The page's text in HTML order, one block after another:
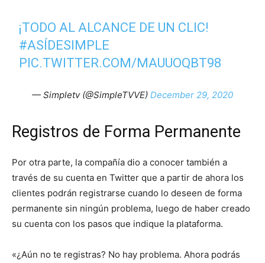
¡TODO AL ALCANCE DE UN CLIC!
#ASÍDESIMPLE
PIC.TWITTER.COM/MAUUOQBT98
— Simpletv (@SimpleTVVE) December 29, 2020
Registros de Forma Permanente
Por otra parte, la compañía dio a conocer también a
través de su cuenta en Twitter que a partir de ahora los
clientes podrán registrarse cuando lo deseen de forma
permanente sin ningún problema, luego de haber creado
su cuenta con los pasos que indique la plataforma.
«¿Aún no te registras? No hay problema. Ahora podrás